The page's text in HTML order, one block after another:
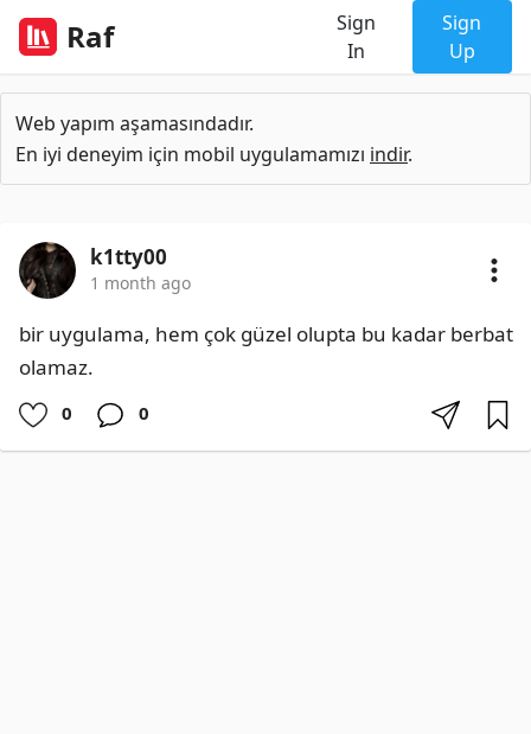
Raf
Sign
In
Sign
Up
Web yapım aşamasındadır.
En iyi deneyim için mobil uygulamamızı indir.
k1tty00
1 month ago
bir uygulama, hem çok güzel olupta bu kadar berbat
olamaz.
0 0